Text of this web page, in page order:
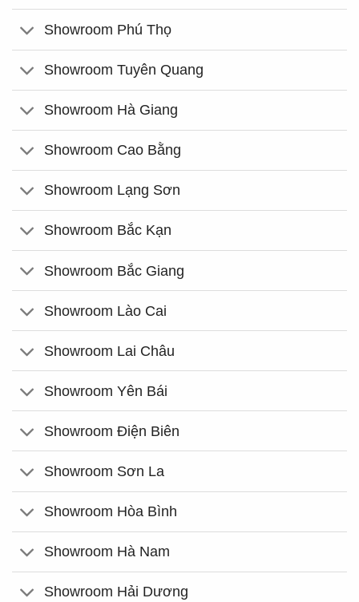
Showroom Phú Thọ
Showroom Tuyên Quang
Showroom Hà Giang
Showroom Cao Bằng
Showroom Lạng Sơn
Showroom Bắc Kạn
Showroom Bắc Giang
Showroom Lào Cai
Showroom Lai Châu
Showroom Yên Bái
Showroom Điện Biên
Showroom Sơn La
Showroom Hòa Bình
Showroom Hà Nam
Showroom Hải Dương